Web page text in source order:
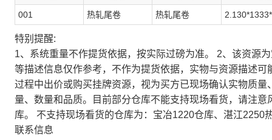
001 热轧尾卷 热轧尾卷
特别提醒:
1、系统重量不作提货依据，按实际过磅为准。 2、该资源
等描述信息仅作参考，不作为提货依据，实物与资源描述
过程中出价或购买挂牌资源，视为买方已现场确认实物质
量、数量和品质。目前部分仓库不能支持现场看货，请注
库。 不支持现场看货的仓库为：宝冶1220仓库、湛江2250
联系信息